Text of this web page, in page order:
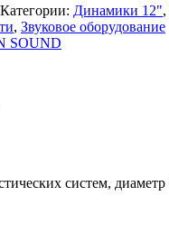
Категории: Динамики 12",
, Звуковое оборудование
SOUND
систем, диаметр